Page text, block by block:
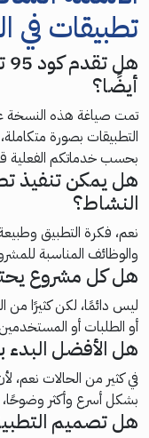
تطبيقات في
أيضًا؟
التطبيقات بصورة
بحسب خدماتكم الفعلية
هل يمكن
النشاط؟
نعم، فكرة التطبيق
والوظائف المناسبة
هل كل مشروع
ليس دائمًا، لكن كثيرًا من
أو الطلبات أو المستخدمين
هل الأفضل
في كثير من الحالات نعم،
بشكل أسرع وأكثر وضوحًا،
هل تصميم